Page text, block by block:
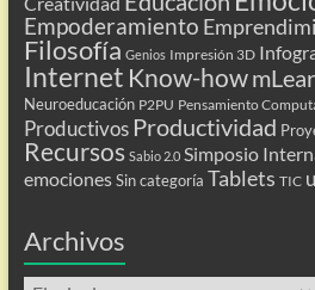
Empoderamiento
Filosofía Genios Impresión 3D
Internet Know-how
Neuroeducación P2PU Pensamiento
Productivos Productividad
Recursos Sabio 2.0 Simposio
emociones Sin categoría Tablets TIC
Archivos
Archivos